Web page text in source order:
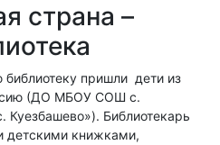
страна –
пришли дети из
(ДО МБОУ СОШ с.
Куезбашево»). Библиотекарь
детскими книжками,